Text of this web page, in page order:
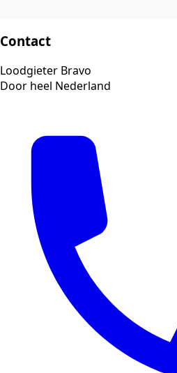
Contact
Loodgieter Bravo
Door heel Nederland